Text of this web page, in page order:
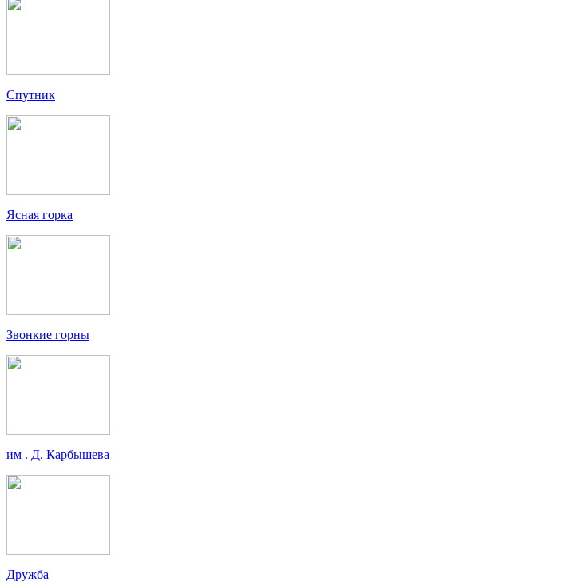
Спутник
Ясная горка
Звонкие горны
им . Д. Карбышева
Дружба